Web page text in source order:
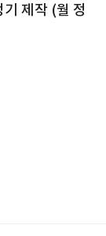
제작 (월 정